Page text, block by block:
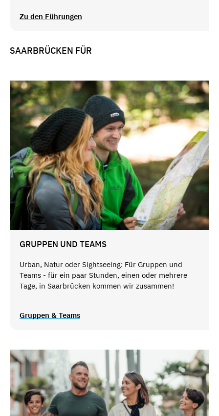
Zu den Führungen
SAARBRÜCKEN FÜR
GRUPPEN UND TEAMS
Urban, Natur oder Sightseeing: Für Gruppen und
Teams - für ein paar Stunden, einen oder mehrere
Tage, in Saarbrücken kommen wir zusammen!
Gruppen & Teams